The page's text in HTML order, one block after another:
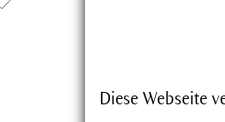
Diese Webseite